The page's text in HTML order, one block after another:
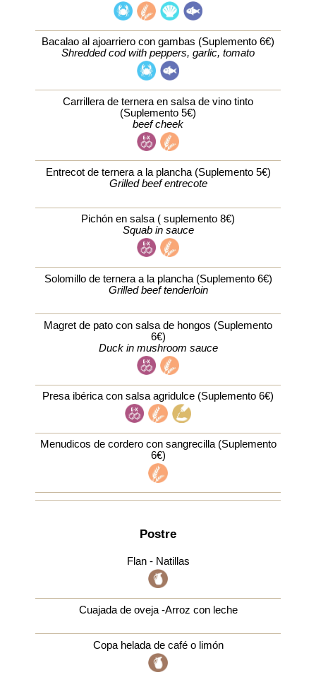
Bacalao al ajoarriero con gambas (Suplemento 6€)
Shredded cod with peppers, garlic, tomato
Carrillera de ternera en salsa de vino tinto
(Suplemento 5€)
beef cheek
Entrecot de ternera a la plancha (Suplemento 5€)
Grilled beef entrecote
Pichón en salsa ( suplemento 8€)
Squab in sauce
Solomillo de ternera a la plancha (Suplemento 6€)
Grilled beef tenderloin
Magret de pato con salsa de hongos (Suplemento
6€)
Duck in mushroom sauce
Presa ibérica con salsa agridulce (Suplemento 6€)
Menudicos de cordero con sangrecilla (Suplemento
6€)
Postre
Flan - Natillas
Cuajada de oveja -Arroz con leche
Copa helada de café o limón